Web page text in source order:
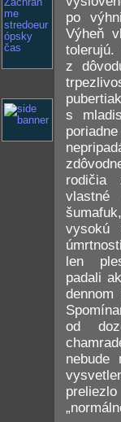
Zachráň
me
stredoeur
ópsky
čas
po
Výheň
tolerujú.
z
s
rodičia
vysokú
len
padali
dennom
od